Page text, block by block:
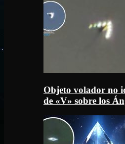
Objeto volador no
de «V» sobre los